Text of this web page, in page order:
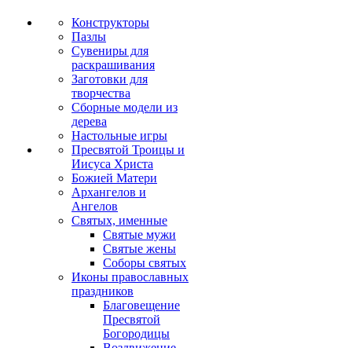
Конструкторы
Пазлы
Сувениры для
раскрашивания
Заготовки для
творчества
Сборные модели из
дерева
Настольные игры
Пресвятой Троицы и
Иисуса Христа
Божией Матери
Архангелов и
Ангелов
Святых, именные
Святые мужи
Святые жены
Соборы святых
Иконы православных
праздников
Благовещение
Пресвятой
Богородицы